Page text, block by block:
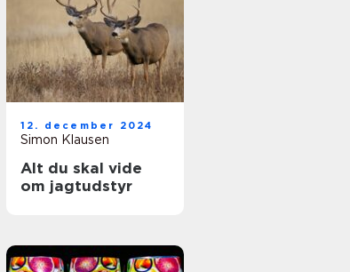
12. december 2024
Simon Klausen
Alt du skal vide
om jagtudstyr